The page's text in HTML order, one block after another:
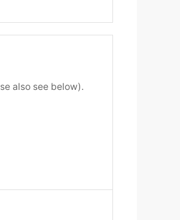
also see below).